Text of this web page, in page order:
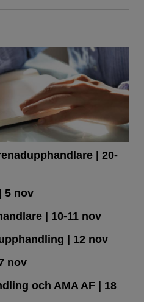
| 20-
5 nov
| 10-11 nov
| 12 nov
nov
och AMA AF| 18